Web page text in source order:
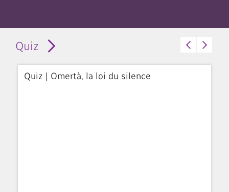
Quiz
Quiz | Omertà, la loi du silence